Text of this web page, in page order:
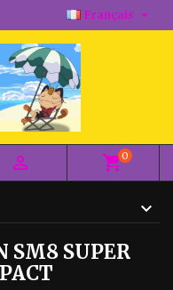
Français 
 shopping_cart0
SM8 SUPER